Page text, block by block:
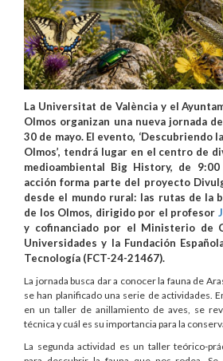
La Universitat de València y el
Olmos organizan una nueva jornada
30 de mayo. El evento, ‘Descubriendo
Olmos’, tendrá lugar en el centro de
medioambiental Big History, de
acción forma parte del proyecto
desde el mundo rural: las rutas de la
de los Olmos, dirigido por el profesor
y cofinanciado por el Ministerio de
Universidades y la Fundación
Tecnología (FCT-24-21467).
La jornada busca dar a conocer la fauna de
se han planificado una serie de actividades.
en un taller de anillamiento de aves, se
técnica y cuál es su importancia para la
La segunda actividad es un taller teórico-